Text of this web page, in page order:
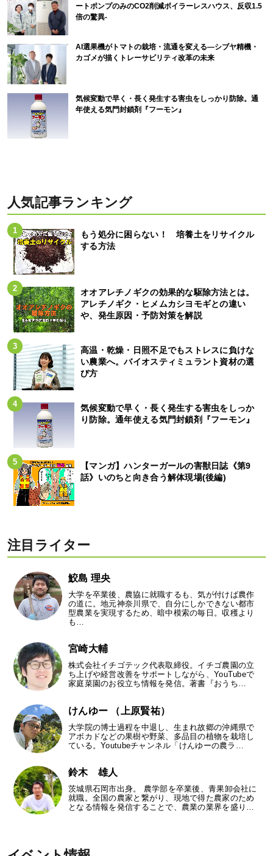
ートポンプのみのCO2削減ボイラーレスハウス、反収1.5
倍の驚異-
AI選果機がトマトの栽培・流通を変える―シブヤ精機・
カゴメが描くトレーサビリティ改革の未来
気候変動で早く・長く発生する害虫をしっかり防除。通
年使える気門封鎖剤『フーモン』
人気記事ランキング
もう処分に困らない！ 培養土をリサイクル
する方法
オオアレチノギクの効果的な駆除方法とは。
アレチノギク・ヒメムカシヨモギとの違い
や、発生原因・予防対策を解説
高温・乾燥・日照不足でもストレスに負けな
い農業へ。バイオスティミュラント資材の選
び方
気候変動で早く・長く発生する害虫をしっか
り防除。通年使える気門封鎖剤『フーモン』
【マンガ】ハンターガールの害獣日誌《第9
話》いのちと向き合う解体現場(後編)
注目ライター
鮫島 理央
大学を卒業後、農協に就職するも、気が付けば農作
の道に。地元神奈川県で、自分にしかできない都市
型農業を実現するため、暗中模索の毎日。収穫より
も…
宮崎大輔
株式会社イチゴテック代表取締役。イチゴ農園の立
ち上げや経営改善をサポートしながら、YouTubeで
家庭菜園のお役立ち情報を発信。著書『おうち…
けんゆー （上原賢祐）
大学院の博士過程を中退し、生まれ故郷の沖縄県で
アボカドなどの果樹や野菜、多品目の植物を栽培し
ている。Youtubeチャンネル「けんゆーの農ラ…
鈴木 雄人
茨城県石岡市出身。 農学部を卒業後、青果卸会社に
就職。全国の農家と繋がり、現地で得た農家のため
となる情報を発信することで、農業の業界を盛り…